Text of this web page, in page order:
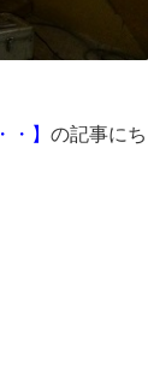
】 の記事にち